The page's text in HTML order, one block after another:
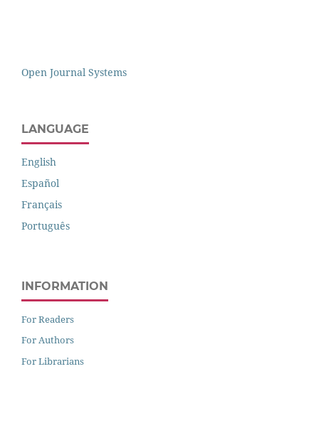
Open Journal Systems
LANGUAGE
English
Español
Français
Português
INFORMATION
For Readers
For Authors
For Librarians